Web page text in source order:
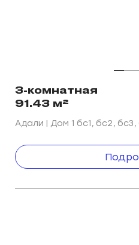
3-комнатная
91.43 м²
Адали | Дом 1 ㅤㅤㅤㅤㅤㅤㅤㅤбс1,